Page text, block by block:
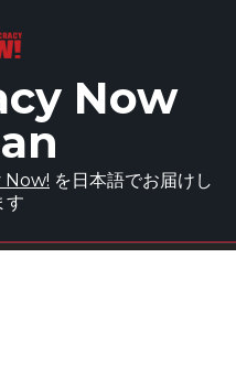
Now
Now! を日本語でお届けし
す